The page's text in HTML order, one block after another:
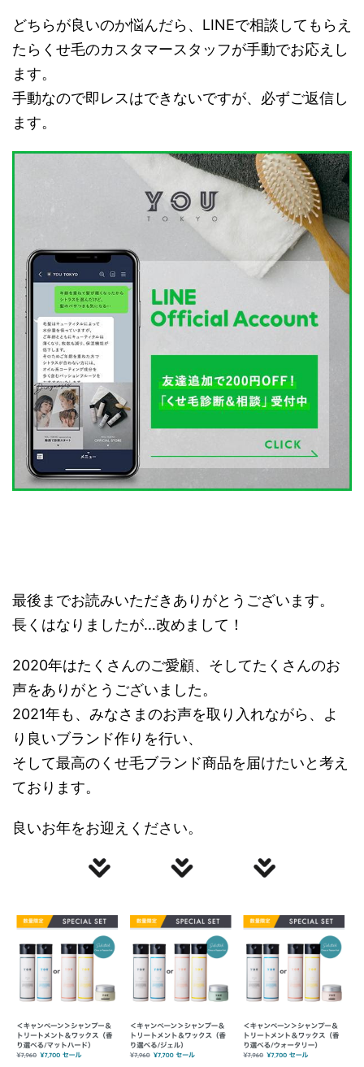
どちらが良いのか悩んだら、LINEで相談してもらえ
たらくせ毛のカスタマースタッフが手動でお応えし
ます。
手動なので即レスはできないですが、必ずご返信し
ます。
最後までお読みいただきありがとうございます。
長くはなりましたが…改めまして！
2020年はたくさんのご愛顧、そしてたくさんのお
声をありがとうございました。
2021年も、みなさまのお声を取り入れながら、よ
り良いブランド作りを行い、
そして最高のくせ毛ブランド商品を届けたいと考え
ております。
良いお年をお迎えください。